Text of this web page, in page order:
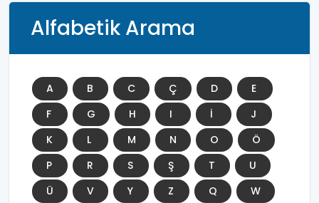
Alfabetik Arama
A B C Ç D
E
F
G H I İ
J
K
L M N O
Ö
P
R S Ş T
U
Ü
V Y Z Q
W